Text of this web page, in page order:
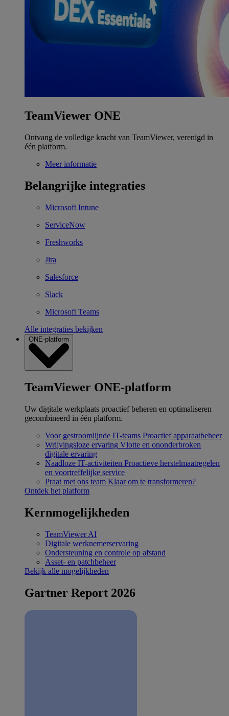
TeamViewer ONE
Ontvang de volledige kracht van TeamViewer, verenigd in
één platform.
Meer informatie
Belangrijke integraties
Microsoft Intune
ServiceNow
Freshworks
Jira
Salesforce
Slack
Microsoft Teams
Alle integraties bekijken
ONE-platform
TeamViewer ONE-platform
Uw digitale werkplaats proactief beheren en optimaliseren
gecombineerd in één platform.
Voor gestroomlijnde IT-teams Proactief apparaatbeheer
Wrijvingsloze ervaring Vlotte en ononderbroken
digitale ervaring
Naadloze IT-activiteiten Proactieve herstelmaatregelen
en voortreffelijke service
Praat met ons team Klaar om te transformeren?
Ontdek het platform
Kernmogelijkheden
TeamViewer AI
Digitale werknemerservaring
Ondersteuning en controle op afstand
Asset- en patchbeheer
Bekijk alle mogelijkheden
Gartner Report 2026